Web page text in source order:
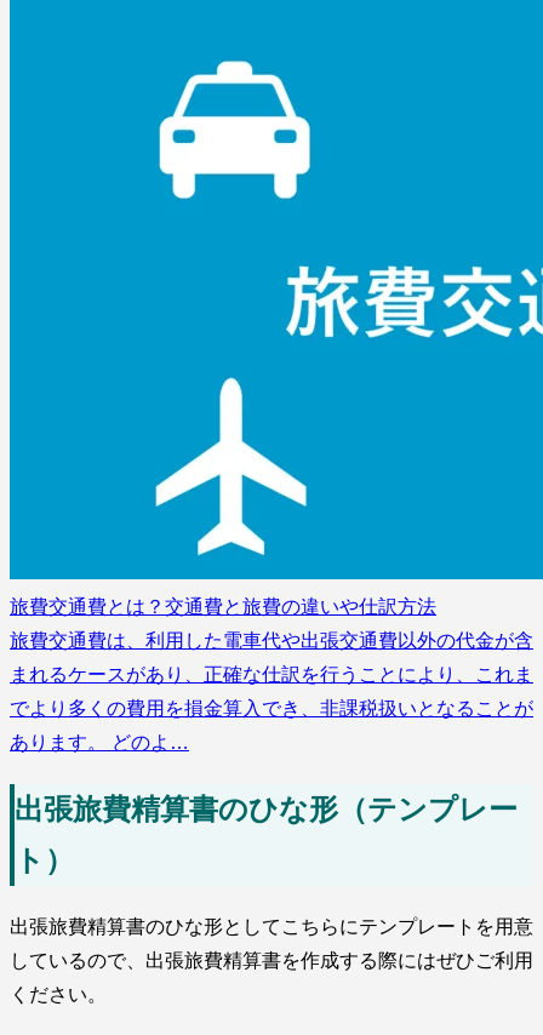
旅費交通費とは？交通費と旅費の違いや仕訳方法
旅費交通費は、利用した電車代や出張交通費以外の代金が含
まれるケースがあり、正確な仕訳を行うことにより、これま
でより多くの費用を損金算入でき、非課税扱いとなることが
あります。 どのよ…
出張旅費精算書のひな形（テンプレー
ト）
出張旅費精算書のひな形としてこちらにテンプレートを用意
しているので、出張旅費精算書を作成する際にはぜひご利用
ください。